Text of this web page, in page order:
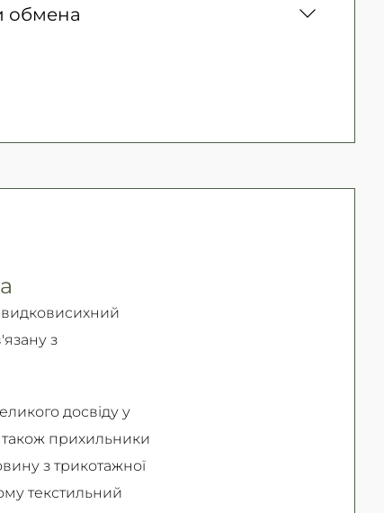
300 грн. / 1-2 дня
для юридических лиц,
обмена
з
досвіду у
також прихильники
з трикотажної
текстильний